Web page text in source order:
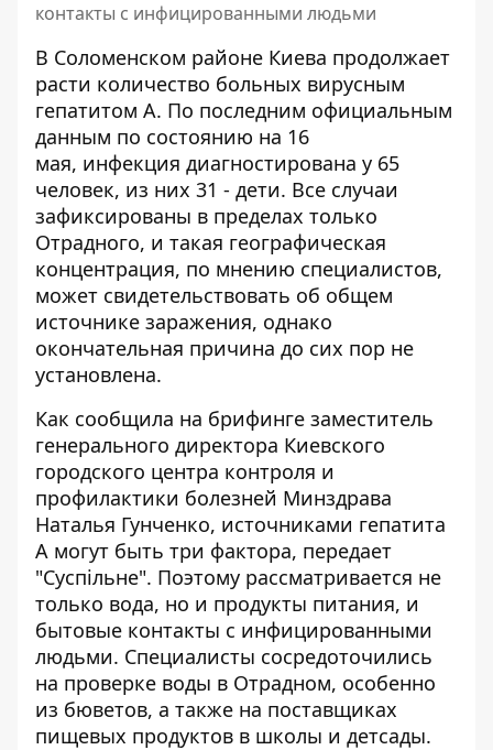
контакты с инфицированными людьми
В Соломенском районе Киева продолжает
расти количество больных вирусным
гепатитом А. По последним официальным
данным по состоянию на 16
мая, инфекция диагностирована у 65
человек, из них 31 - дети. Все случаи
зафиксированы в пределах только
Отрадного, и такая географическая
концентрация, по мнению специалистов,
может свидетельствовать об общем
источнике заражения, однако
окончательная причина до сих пор не
установлена.
Как сообщила на брифинге заместитель
генерального директора Киевского
городского центра контроля и
профилактики болезней Минздрава
Наталья Гунченко, источниками гепатита
А могут быть три фактора, передает
"Суспільне". Поэтому рассматривается не
только вода, но и продукты питания, и
бытовые контакты с инфицированными
людьми. Специалисты сосредоточились
на проверке воды в Отрадном, особенно
из бюветов, а также на поставщиках
пищевых продуктов в школы и детсады.